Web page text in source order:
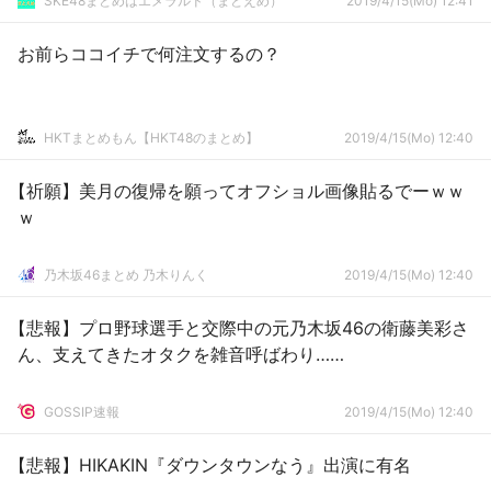
お前らココイチで何注文するの？
HKTまとめもん【HKT48のまとめ】 2019/4/15(Mo) 12:40
【祈願】美月の復帰を願ってオフショル画像貼るでーｗｗ
ｗ
乃木坂46まとめ 乃木りんく 2019/4/15(Mo) 12:40
【悲報】プロ野球選手と交際中の元乃木坂46の衛藤美彩さ
ん、支えてきたオタクを雑音呼ばわり……
GOSSIP速報 2019/4/15(Mo) 12:40
【悲報】HIKAKIN『ダウンタウンなう』出演に有名